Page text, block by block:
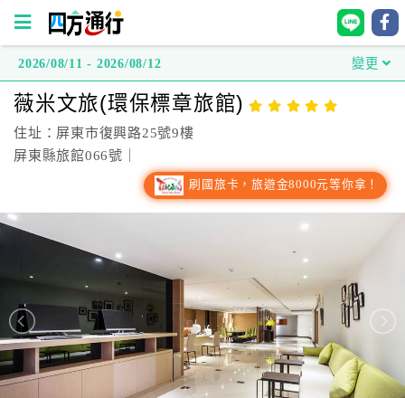
方
通
行
灣
訂
房
直
2026/08/11 - 2026/08/12 變更
薇米文旅(環保標章旅館)
住址：屏東市復興路25號9樓
屏東縣旅館066號｜
刷國旅卡，旅遊金8000元等你拿！